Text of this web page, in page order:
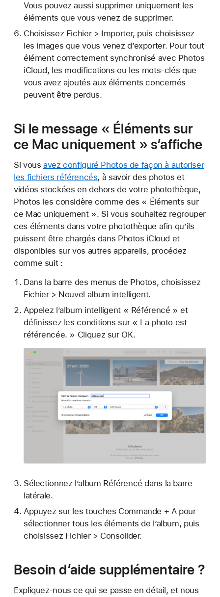
Vous pouvez aussi supprimer uniquement les
éléments que vous venez de supprimer.
Choisissez Fichier > Importer, puis choisissez
les images que vous venez d’exporter. Pour tout
élément correctement synchronisé avec Photos
iCloud, les modifications ou les mots-clés que
vous avez ajoutés aux éléments concernés
peuvent être perdus.
Si le message « Éléments sur
ce Mac uniquement » s’affiche
Si vousavez configuré Photos de façon à autoriser
les fichiers référencés, à savoir des photos et
vidéos stockées en dehors de votre photothèque,
Photos les considère comme des « Éléments sur
ce Mac uniquement ». Si vous souhaitez regrouper
ces éléments dans votre photothèque afin qu’ils
puissent être chargés dans Photos iCloud et
disponibles sur vos autres appareils, procédez
comme suit :
Dans la barre des menus de Photos, choisissez
Fichier > Nouvel album intelligent.
Appelez l’album intelligent « Référencé » et
définissez les conditions sur « La photo est
référencée. » Cliquez sur OK.
Sélectionnez l’album Référencé dans la barre
latérale.
Appuyez sur les touches Commande + A pour
sélectionner tous les éléments de l’album, puis
choisissez Fichier > Consolider.
Besoin d’aide supplémentaire ?
Expliquez-nous ce qui se passe en détail, et nous